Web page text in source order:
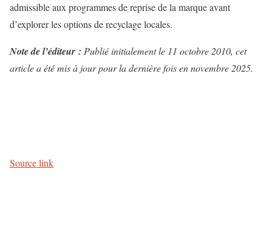
admissible aux programmes de reprise de la marque avant
d’explorer les options de recyclage locales.
Note de l’éditeur : Publié initialement le 11 octobre 2010, cet
article a été mis à jour pour la dernière fois en novembre 2025.
i
Source link